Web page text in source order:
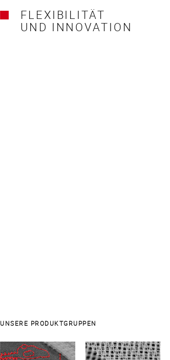
FLEXIBILITÄT
UND INNOVATION
UNSERE PRODUKTGRUPPEN